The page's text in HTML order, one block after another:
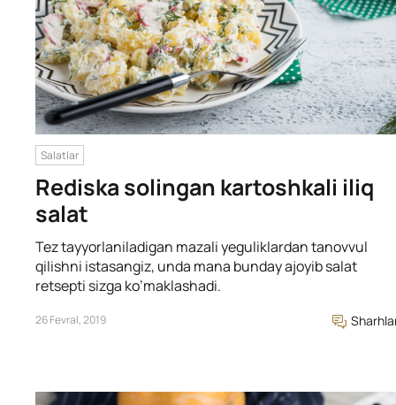
Salatlar
Rediska solingan kartoshkali iliq
salat
Tez tayyorlaniladigan mazali yeguliklardan tanovvul
qilishni istasangiz, unda mana bunday ajoyib salat
retsepti sizga ko’maklashadi.
26 Fevral, 2019